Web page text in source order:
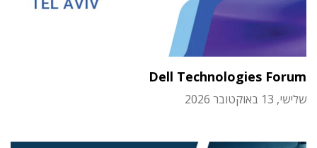
Dell Technologies Forum
שלישי, 13 באוקטובר 2026